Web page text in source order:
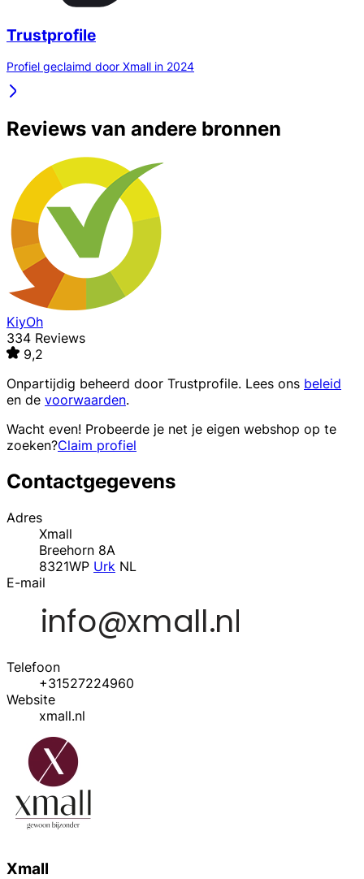
Trustprofile
Profiel geclaimd door Xmall in 2024
Reviews van andere bronnen
KiyOh
334 Reviews
9,2
Onpartijdig beheerd door Trustprofile. Lees ons beleid
en de voorwaarden.
Wacht even! Probeerde je net je eigen webshop op te
zoeken?Claim profiel
Contactgegevens
Adres
Xmall
Breehorn 8A
8321WP Urk NL
E-mail
Telefoon
+31527224960
Website
xmall.nl
Xmall